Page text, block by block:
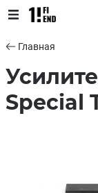
Главная
Special